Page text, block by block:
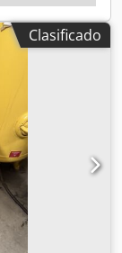
Clasificado